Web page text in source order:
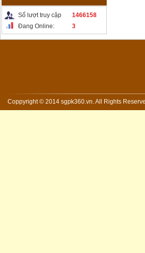
Số lượt truy cập
1466158
Đang Online:
3
Coppyright © 2014 sgpk360.vn. All Rights